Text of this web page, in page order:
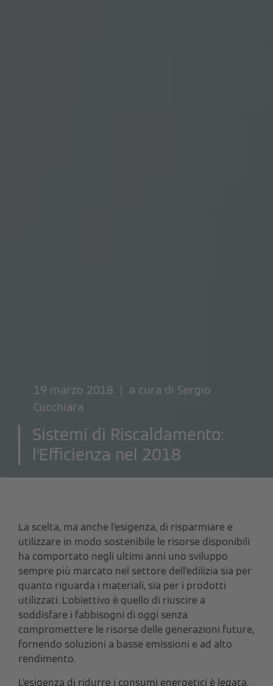
19 marzo 2018 | a cura di Sergio
Cucchiara
Sistemi di Riscaldamento:
l’Efficienza nel 2018
La scelta, ma anche l’esigenza, di risparmiare e
utilizzare in modo sostenibile le risorse disponibili
ha comportato negli ultimi anni uno sviluppo
sempre più marcato nel settore dell’edilizia sia per
quanto riguarda i materiali, sia per i prodotti
utilizzati. L'obiettivo è quello di riuscire a
soddisfare i fabbisogni di oggi senza
compromettere le risorse delle generazioni future,
fornendo soluzioni a basse emissioni e ad alto
rendimento.
L’esigenza di ridurre i consumi energetici è legata,